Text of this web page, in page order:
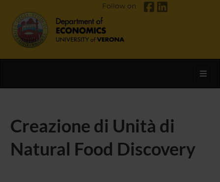
Follow on
Creazione di Unità di
Natural Food Discovery